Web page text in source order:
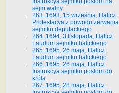
Instrukcya sejmiku posłom na
sejm walny
263. 1693, 15 września, Halicz.
Protestacya z powodu zerwania
sejmiku deputackiego
264. 1694, 3 listopada, Halicz.
Laudum sejmiku halickiego
265. 1695, 26 maja, Halicz.
Laudum sejmiku halickiego
266. 1695, 26 maja, Halicz.
Instrukcya sejmiku posłom do
króla
267. 1695, 28 maja, Halicz.